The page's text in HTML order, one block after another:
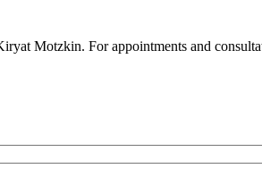
Motzkin. For appointments and